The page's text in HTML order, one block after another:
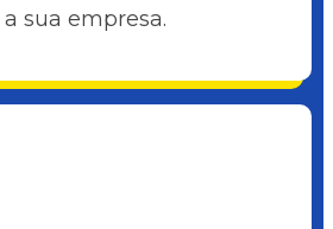
sua empresa.